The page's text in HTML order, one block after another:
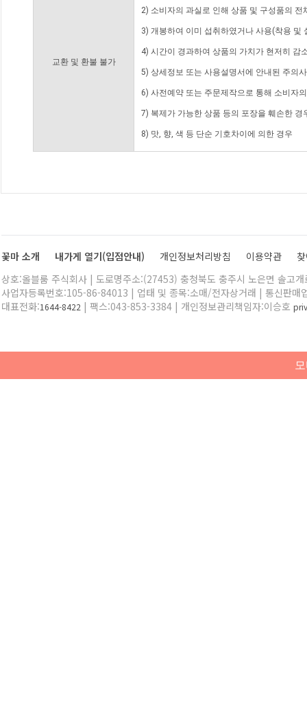
교환 및 환불 불가
2) 소비자의 과실로 인해 상품 및 구성품의
3) 개봉하여 이미 섭취하였거나 사용(착용 및
4) 시간이 경과하여 상품의 가치가 현저히 감
5) 상세정보 또는 사용설명서에 안내된 주의
6) 사전예약 또는 주문제작으로 통해 소비자
7) 복제가 가능한 상품 등의 포장을 훼손한 경
8) 맛, 향, 색 등 단순 기호차이에 의한 경우
꽃마 소개 내가게 열기(입점안내) 개인정보처리방침 이용약관
상호:올블룸 주식회사 | 도로명주소:(27453) 충청북도 충주시 노은면 솔고
사업자등록번호:105-86-84013 | 업태 및 종목:소매/전자상거래 | 통신판매
대표전화:1644-8422 | 팩스:043-853-3384 | 개인정보관리책임자:이승호